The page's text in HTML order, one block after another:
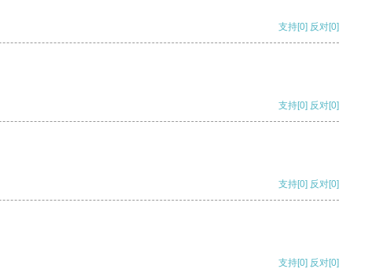
支持[0] 反对[0]
支持[0] 反对[0]
支持[0] 反对[0]
支持[0] 反对[0]